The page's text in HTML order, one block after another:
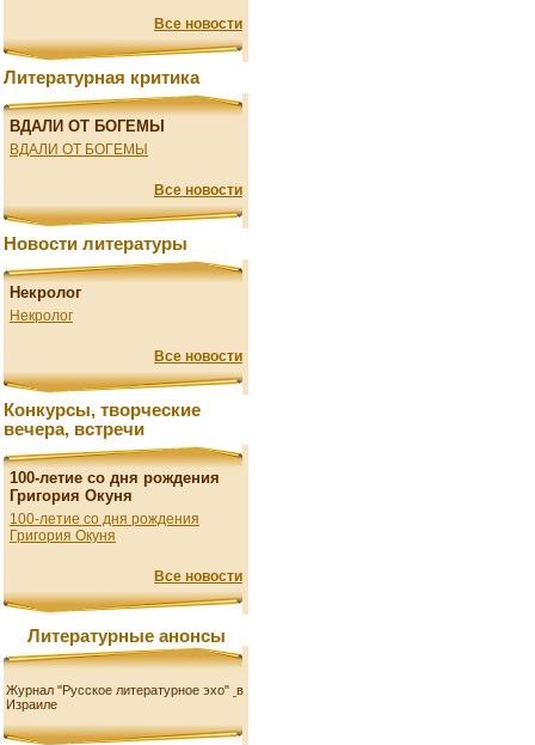
Все новости
Литературная критика
ВДАЛИ ОТ БОГЕМЫ
ВДАЛИ ОТ БОГЕМЫ
Все новости
Новости литературы
Некролог
Некролог
Все новости
Конкурсы, творческие
вечера, встречи
100-летие со дня рождения
Григория Окуня
100-летие со дня рождения
Григория Окуня
Все новости
Литературные анонсы
Журнал "Русское литературное эхо" в
Израиле